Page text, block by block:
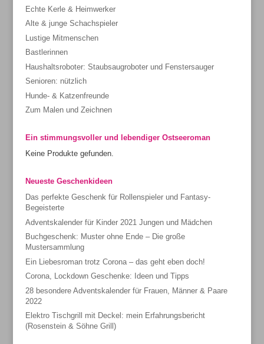
Echte Kerle & Heimwerker
Alte & junge Schachspieler
Lustige Mitmenschen
Bastlerinnen
Haushaltsroboter: Staubsaugroboter und Fenstersauger
Senioren: nützlich
Hunde- & Katzenfreunde
Zum Malen und Zeichnen
Ein stimmungsvoller und lebendiger Ostseeroman
Keine Produkte gefunden.
Neueste Geschenkideen
Das perfekte Geschenk für Rollenspieler und Fantasy-
Begeisterte
Adventskalender für Kinder 2021 Jungen und Mädchen
Buchgeschenk: Muster ohne Ende – Die große
Mustersammlung
Ein Liebesroman trotz Corona – das geht eben doch!
Corona, Lockdown Geschenke: Ideen und Tipps
28 besondere Adventskalender für Frauen, Männer & Paare
2022
Elektro Tischgrill mit Deckel: mein Erfahrungsbericht
(Rosenstein & Söhne Grill)